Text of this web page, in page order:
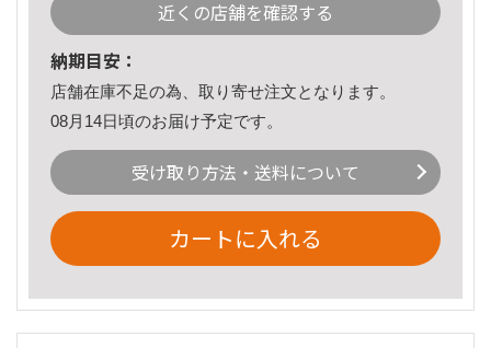
近くの店舗を確認する
納期目安：
店舗在庫不足の為、取り寄せ注文となります。
08月14日頃のお届け予定です。
受け取り方法・送料について
カートに入れる